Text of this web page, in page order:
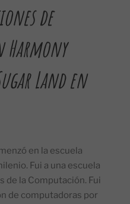
de
Land en
en la escuela
Fui a una escuela
de la Computación. Fui
de computadoras por